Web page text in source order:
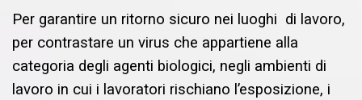
Per garantire un ritorno sicuro nei luoghi di lavoro,
per contrastare un virus che appartiene alla
categoria degli agenti biologici, negli ambienti di
lavoro in cui i lavoratori rischiano l’esposizione, i